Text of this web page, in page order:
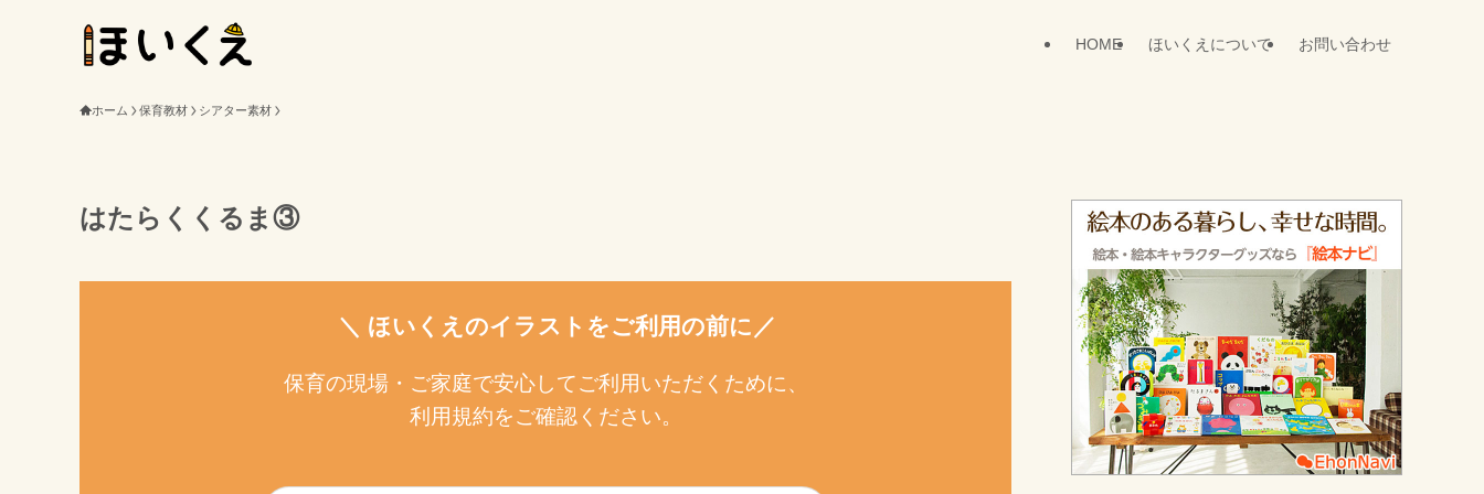
HOME ほいくえについて お問い合わせ
ホーム 保育教材 シアター素材
はたらくくるま③
＼ ほいくえのイラストをご利用の前に／
保育の現場・ご家庭で安心してご利用いただくために、
利用規約をご確認ください。